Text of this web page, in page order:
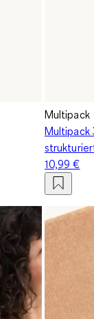
Multipack
Multipack
10,99 €